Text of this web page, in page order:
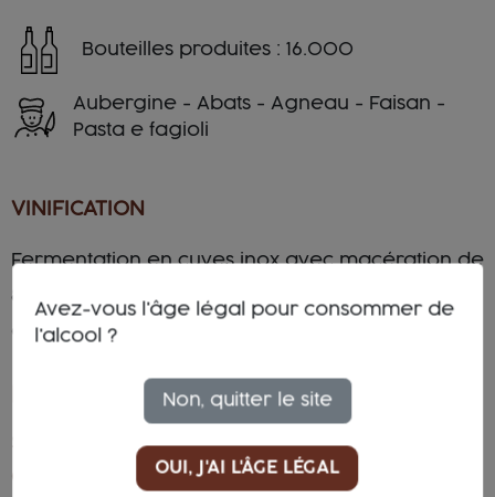
Bouteilles produites : 16.000
Aubergine - Abats - Agneau - Faisan -
Pasta e fagioli
VINIFICATION
Fermentation en cuves inox avec macération de
8-10 jours. Elevage en acier pendant 18 mois et
en bouteille pendant 18 mois supplémentaires.
Sablo-Argileux
Méditerranéen
Avez-vous l'âge légal pour consommer de
l'alcool ?
Non, quitter le site
OUI, J'AI L'ÂGE LÉGAL